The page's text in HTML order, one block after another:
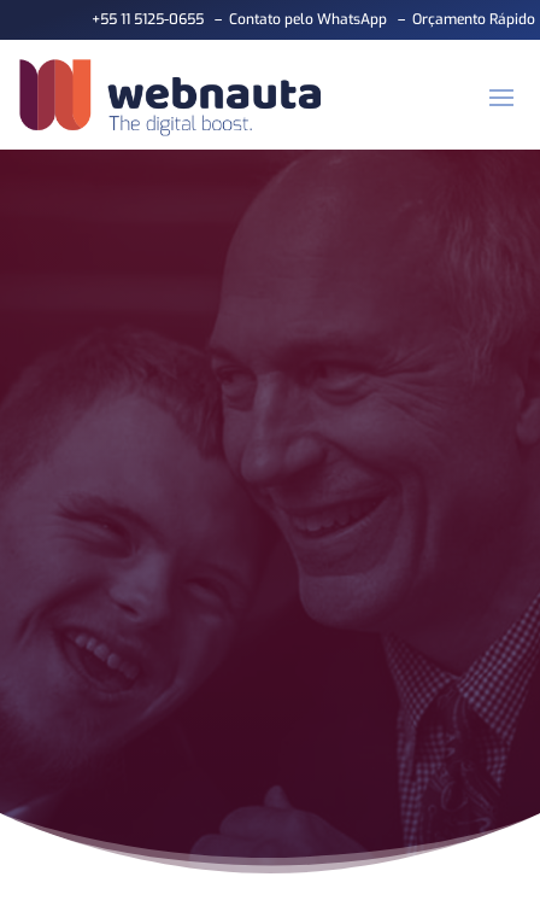
+55 11 5125-0655– Contato pelo WhatsApp– Orçamento Rápido